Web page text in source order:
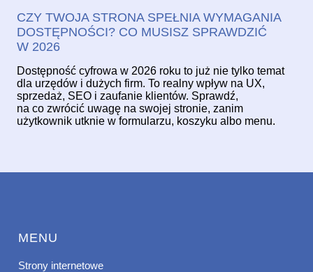
CZY TWOJA STRONA SPEŁNIA WYMAGANIA
DOSTĘPNOŚCI? CO MUSISZ SPRAWDZIĆ
W 2026
Dostępność cyfrowa w 2026 roku to już nie tylko temat
dla urzędów i dużych firm. To realny wpływ na UX,
sprzedaż, SEO i zaufanie klientów. Sprawdź,
na co zwrócić uwagę na swojej stronie, zanim
użytkownik utknie w formularzu, koszyku albo menu.
MENU
Strony internetowe